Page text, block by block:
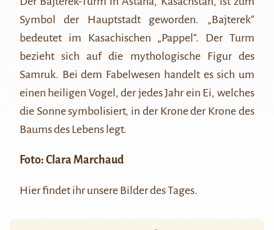
Symbol der Hauptstadt geworden. „Bajterek“
bedeutet im Kasachischen „Pappel“. Der Turm
bezieht sich auf die mythologische Figur des
Samruk. Bei dem Fabelwesen handelt es sich um
einen heiligen Vogel, der jedes Jahr ein Ei, welches
die Sonne symbolisiert, in der Krone der Krone des
Baums des Lebens legt.
Foto: Clara Marchaud
Hierfindet ihr unsere Bilder des Tages.